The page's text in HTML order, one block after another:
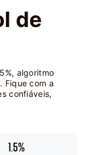
de
algoritmo
Fique com a
confiáveis,
1.5%